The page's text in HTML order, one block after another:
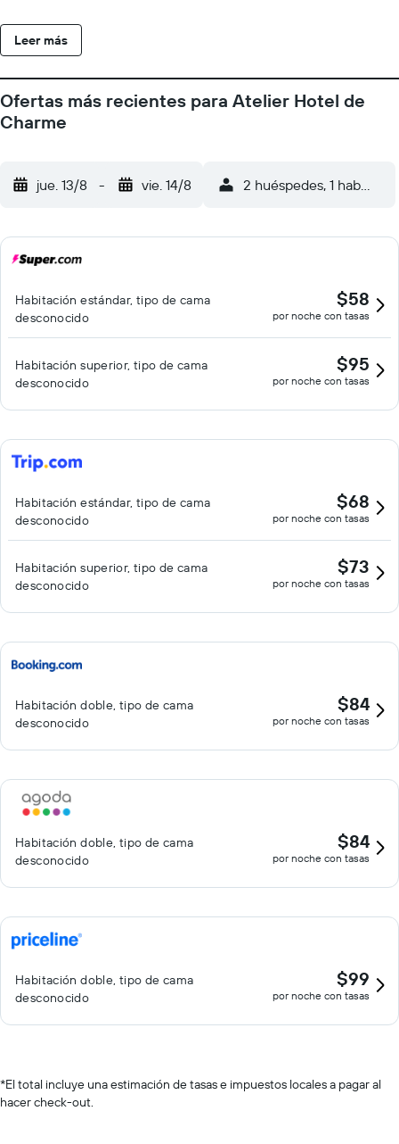
Hotel Charme & Spa, cada habitación dispone de ropa de cama
y toallas. El desayuno está disponible e incluye opciones buffet,
puede disfrutar de centro de spa. Museo Manuel de Falla está a
50 km del alojamiento, y House of Che Guevara Museum está a
alojamiento ofrece servicio de traslado de pago para ir o volver
Leer más
Ofertas más recientes para Atelier Hotel de
Charme
jue. 13/8 - vie. 14/8 2 huéspedes, 1
Habitación estándar, tipo de cama
desconocido
$58
por noche con tasas
Habitación superior, tipo de cama
desconocido
$95
por noche con tasas
Habitación estándar, tipo de cama
desconocido
$68
por noche con tasas
Habitación superior, tipo de cama
desconocido
$73
por noche con tasas
Habitación doble, tipo de cama
desconocido
$84
por noche con tasas
Habitación doble, tipo de cama
desconocido
$84
por noche con tasas
Habitación doble, tipo de cama
desconocido
$99
por noche con tasas
*El total incluye una estimación de tasas e impuestos locales a pagar al
hacer check-out.